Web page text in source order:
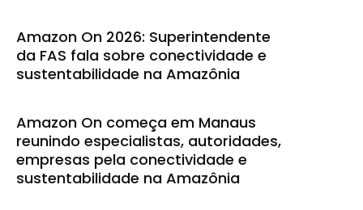
Amazon On 2026: Superintendente
da FAS fala sobre conectividade e
sustentabilidade na Amazônia
Amazon On começa em Manaus
reunindo especialistas, autoridades,
empresas pela conectividade e
sustentabilidade na Amazônia